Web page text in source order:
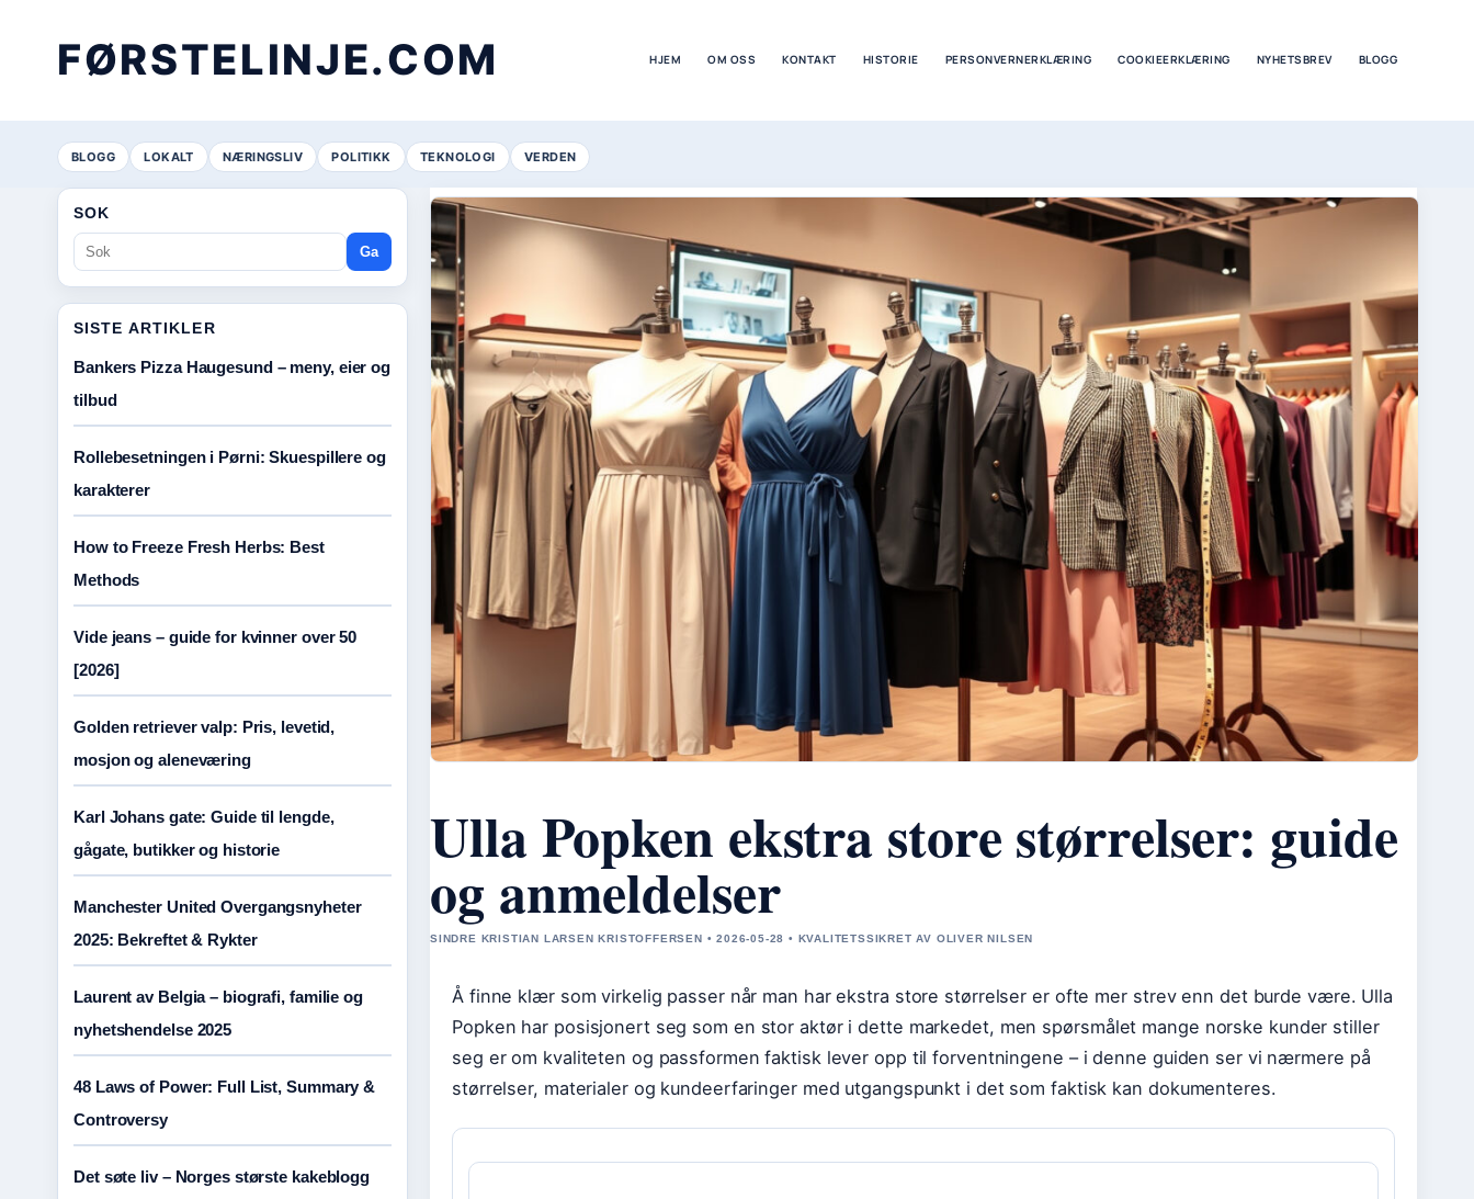
FØRSTELINJE.COM HJEM OM OSS KONTAKT HISTORIE PERSONVERNERKLÆRING COOKIEERKLÆRING NYHETSBREV BLOGG
BLOGG LOKALT NÆRINGSLIV POLITIKK TEKNOLOGI VERDEN
Ulla Popken ekstra store størrelser: guide
og anmeldelser
SINDRE KRISTIAN LARSEN KRISTOFFERSEN • 2026-05-28 • KVALITETSSIKRET AV OLIVER NILSEN
Å finne klær som virkelig passer når man har ekstra store størrelser er ofte mer strev enn det burde være. Ulla
Popken har posisjonert seg som en stor aktør i dette markedet, men spørsmålet mange norske kunder stiller
seg er om kvaliteten og passformen faktisk lever opp til forventningene – i denne guiden ser vi nærmere på
størrelser, materialer og kundeerfaringer med utgangspunkt i det som faktisk kan dokumenteres.
SOK
Ga
SISTE ARTIKLER
Bankers Pizza Haugesund – meny, eier og
tilbud
Rollebesetningen i Pørni: Skuespillere og
karakterer
How to Freeze Fresh Herbs: Best
Methods
Vide jeans – guide for kvinner over 50
[2026]
Golden retriever valp: Pris, levetid,
mosjon og aleneværing
Karl Johans gate: Guide til lengde,
gågate, butikker og historie
Manchester United Overgangsnyheter
2025: Bekreftet & Rykter
Laurent av Belgia – biografi, familie og
nyhetshendelse 2025
48 Laws of Power: Full List, Summary &
Controversy
Det søte liv – Norges største kakeblogg